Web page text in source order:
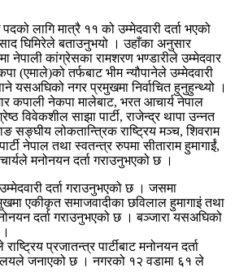
लागि मात्रै ११ को उम्मेदवारी दर्ता भएको
घिमिरेले बताउनुभयो । उहाँका अनुसार
नेपाली कांग्रेसका रामशरण भण्डारीले उम्मेदवार
(एमाले)को तर्फबाट भीम न्यौपानेले उम्मेदवारी
यसअघिको नगर प्रमुखमा निर्वाचित हुनुहुन्थ्यो ।
कपाली नेकपा मालेबाट, भरत आचार्य नेपाल
विवेकशील साझा पार्टी, राजेन्द्र थापा उन्नत
सङ्घीय लोकतान्त्रिक राष्ट्रिय मञ्च, शिवराम
नेपाल तथा स्वतन्त्र रुपमा सीताराम हुमागाईं,
मनोनयन दर्ता गराउनुभएको छ ।
दर्ता गराउनुभएको छ । जसमा
एकीकृत समाजवादीका छविलाल हुमागाइं तथा
दर्ता गराउनुभएको छ । बञ्जारा यसअघिको
प्रजातन्त्र पार्टीबाट मनोनयन दर्ता
जनाएको छ । नगरको १२ वडामा ६१ ले